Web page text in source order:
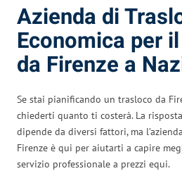
Azienda di
Economica per
da Firenze a
Se stai pianificando un trasloco da
chiederti quanto ti costerà. La
dipende da diversi fattori, ma
Firenze è qui per aiutarti a capire
servizio professionale a prezzi equi.